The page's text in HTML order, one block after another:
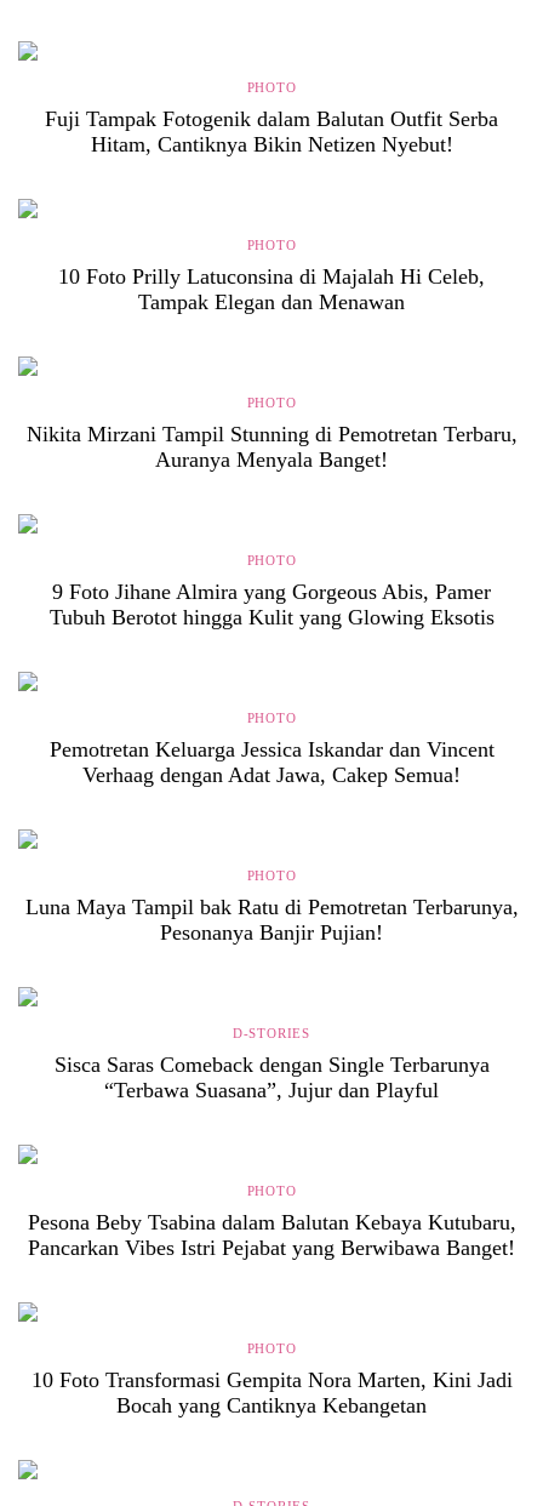
PHOTO
Fuji Tampak Fotogenik dalam Balutan Outfit Serba
Hitam, Cantiknya Bikin Netizen Nyebut!
PHOTO
10 Foto Prilly Latuconsina di Majalah Hi Celeb,
Tampak Elegan dan Menawan
PHOTO
Nikita Mirzani Tampil Stunning di Pemotretan Terbaru,
Auranya Menyala Banget!
PHOTO
9 Foto Jihane Almira yang Gorgeous Abis, Pamer
Tubuh Berotot hingga Kulit yang Glowing Eksotis
PHOTO
Pemotretan Keluarga Jessica Iskandar dan Vincent
Verhaag dengan Adat Jawa, Cakep Semua!
PHOTO
Luna Maya Tampil bak Ratu di Pemotretan Terbarunya,
Pesonanya Banjir Pujian!
D-STORIES
Sisca Saras Comeback dengan Single Terbarunya
“Terbawa Suasana”, Jujur dan Playful
PHOTO
Pesona Beby Tsabina dalam Balutan Kebaya Kutubaru,
Pancarkan Vibes Istri Pejabat yang Berwibawa Banget!
PHOTO
10 Foto Transformasi Gempita Nora Marten, Kini Jadi
Bocah yang Cantiknya Kebangetan